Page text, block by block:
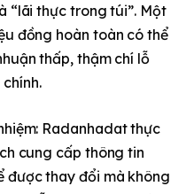
“lãi thực trong túi”. Một
đồng hoàn toàn có thể
thấp, thậm chí lỗ
Radanhadat thực
cung cấp thông tin
được thay đổi mà không